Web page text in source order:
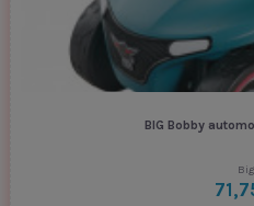
BIG Bobby
Big